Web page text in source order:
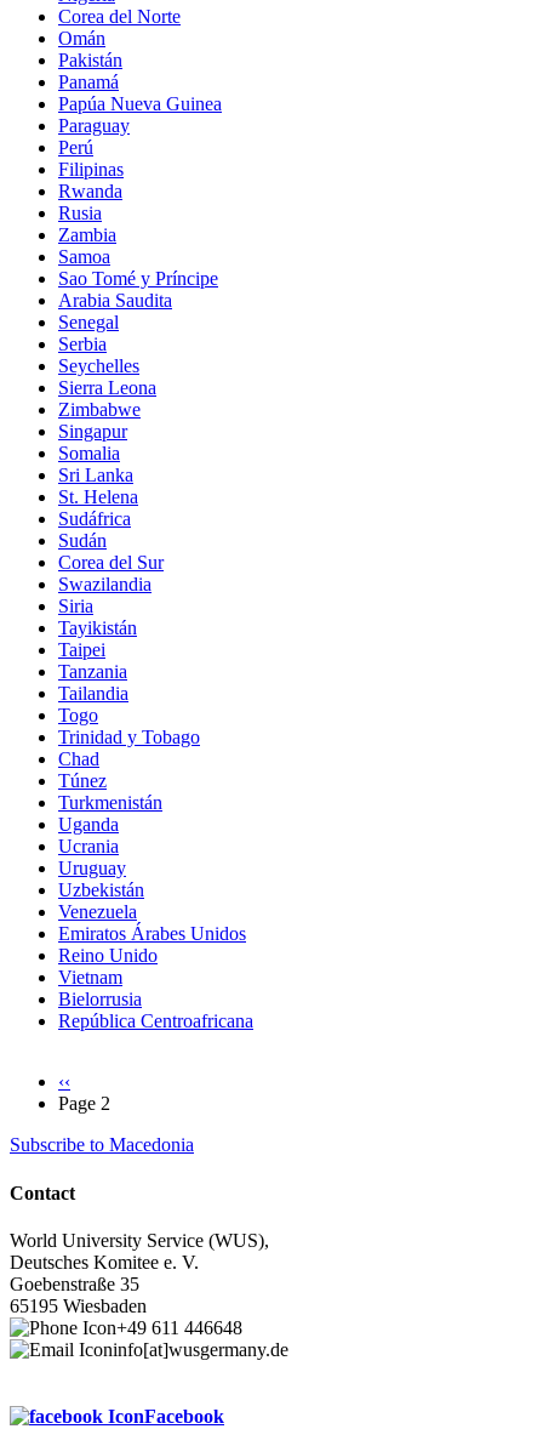
Corea del Norte
Omán
Pakistán
Panamá
Papúa Nueva Guinea
Paraguay
Perú
Filipinas
Rwanda
Rusia
Zambia
Samoa
Sao Tomé y Príncipe
Arabia Saudita
Senegal
Serbia
Seychelles
Sierra Leona
Zimbabwe
Singapur
Somalia
Sri Lanka
St. Helena
Sudáfrica
Sudán
Corea del Sur
Swazilandia
Siria
Tayikistán
Taipei
Tanzania
Tailandia
Togo
Trinidad y Tobago
Chad
Túnez
Turkmenistán
Uganda
Ucrania
Uruguay
Uzbekistán
Venezuela
Emiratos Árabes Unidos
Reino Unido
Vietnam
Bielorrusia
República Centroafricana
Pagination
Previous
page
‹‹
Page 2
Subscribe to Macedonia
Contact
World University Service (WUS),
Deutsches Komitee e. V.
Goebenstraße 35
65195 Wiesbaden
+49 611 446648
info[at]wusgermany.de
Facebook